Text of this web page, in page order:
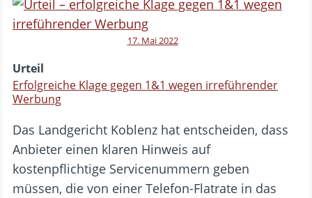
17. Mai 2022
Urteil
Erfolgreiche Klage gegen 1&1 wegen irreführender
Werbung
Das Landgericht Koblenz hat entscheiden, dass
Anbieter einen klaren Hinweis auf
kostenpflichtige Servicenummern geben
müssen, die von einer Telefon-Flatrate in das